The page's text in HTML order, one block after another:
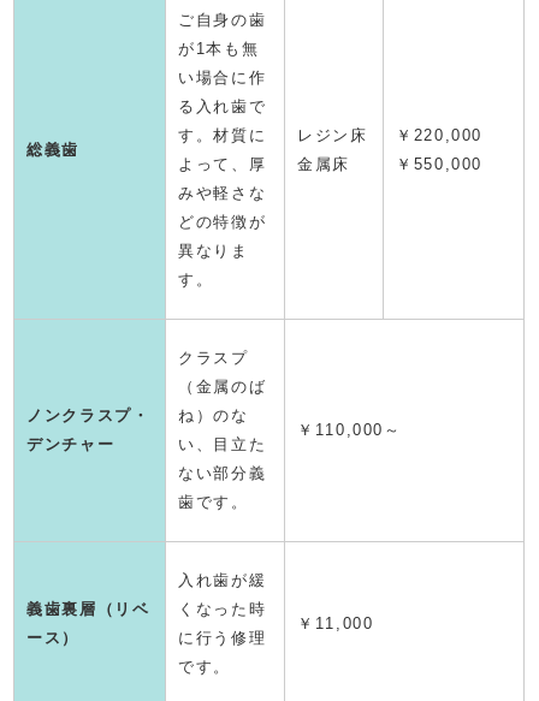
総義歯
ご自身の歯
が1本も無
い場合に作
る入れ歯で
す。材質に
よって、厚
みや軽さな
どの特徴が
異なりま
す。
レジン床
金属床
￥220,000
￥550,000
ノンクラスプ・
デンチャー
クラスプ
（金属のば
ね）のな
い、目立た
ない部分義
歯です。
￥110,000～
義歯裏層（リベ
ース）
入れ歯が緩
くなった時
に行う修理
です。
￥11,000